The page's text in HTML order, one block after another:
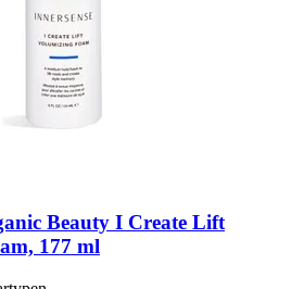
Beauty I Create Lift
177 ml